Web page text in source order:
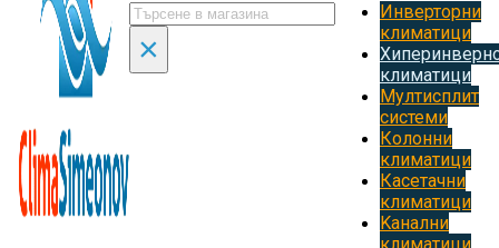
Търсене
×
Инверторни
климатици
климатици
Мултисплит
системи
Колонни
климатици
Касетачни
климатици
Kанални